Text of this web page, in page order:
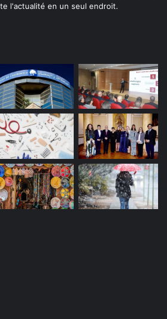
l'actualité en un seul endroit.